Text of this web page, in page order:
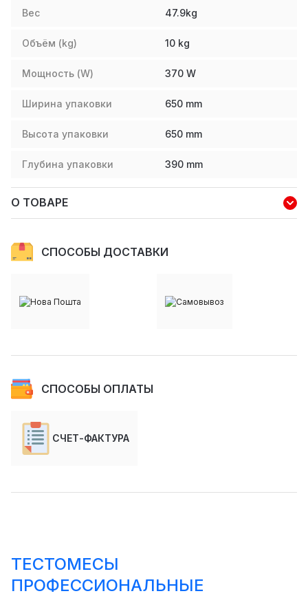
Вес 47.9kg
Объём (kg) 10 kg
Мощность (W) 370 W
Ширина упаковки 650 mm
Высота упаковки 650 mm
Глубина упаковки 390 mm
О ТОВАРЕ
СПОСОБЫ ДОСТАВКИ
СПОСОБЫ ОПЛАТЫ
СЧЕТ-ФАКТУРА
ТЕСТОМЕСЫ
ПРОФЕССИОНАЛЬНЫЕ